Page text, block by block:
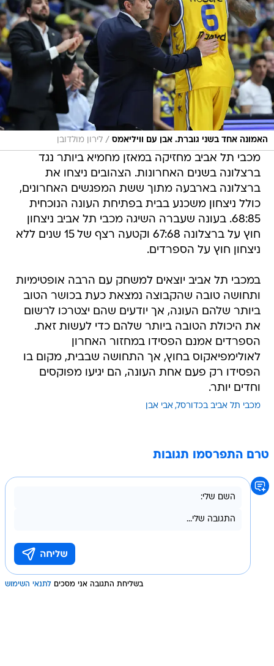
האמונה אחד בשני גוברת. אבן עם וויליאמס / לירון מולדובן
מכבי תל אביב מחזיקה במאזן מחמיא ביותר נגד
ברצלונה בשנים האחרונות. הצהובים ניצחו את
ברצלונה בארבעה מתוך ששת המפגשים האחרונים,
כולל ניצחון משכנע בבית בפתיחת העונה הנוכחית
68:85. בעונה שעברה השיגה מכבי תל אביב ניצחון
חוץ על ברצלונה 67:68 וקטעה רצף של 15 שנים ללא
ניצחון חוץ על הספרדים.
במכבי תל אביב יוצאים למשחק עם הרבה אופטימיות
ותחושה טובה שהקבוצה נמצאת כעת בכושר הטוב
ביותר שלהם העונה, אך יודעים שהם יצטרכו לרשום
את היכולת הטובה ביותר שלהם כדי לעשות זאת.
הספרדים אמנם הפסידו במחזור האחרון
לאולימפיאקוס בחוץ, אך התחושה שבבית, מקום בו
הפסידו רק פעם אחת העונה, הם יגיעו מפוקסים
וחדים יותר.
מכבי תל אביב בכדורסל אבי אבן
טרם התפרסמו תגובות
בשליחת התגובה אני מסכים לתנאי השימוש